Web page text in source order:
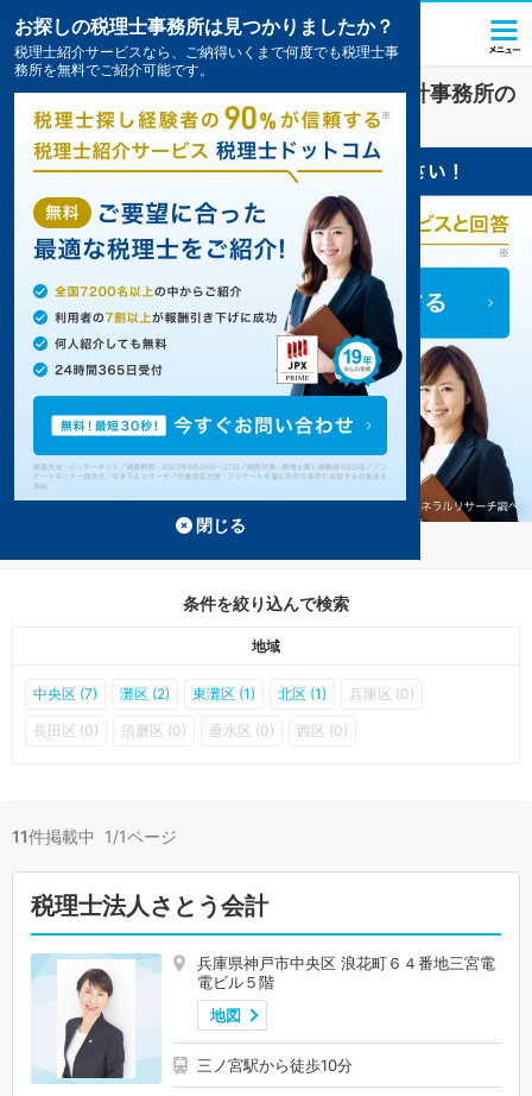
学校法人業界に強い神戸市の税理士・会計事務所の
一覧11件掲載中
条件を絞り込んで検索
地域
中央区 (7) 灘区 (2) 東灘区 (1) 北区 (1) 兵庫区 (0)
長田区 (0) 須磨区 (0) 垂水区 (0) 西区 (0)
11件掲載中 1/1ページ
税理士法人さとう会計
兵庫県神戸市中央区 浪花町６４番地三宮電
電ビル５階
地図
三ノ宮駅から徒歩10分
お探しの税理士事務所は見つかりましたか？
税理士紹介サービスなら、ご納得いくまで何度でも税理士事
務所を無料でご紹介可能です。
閉じる